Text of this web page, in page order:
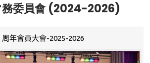
務委員會 (2024-2026)
周年會員大會-2025-2026